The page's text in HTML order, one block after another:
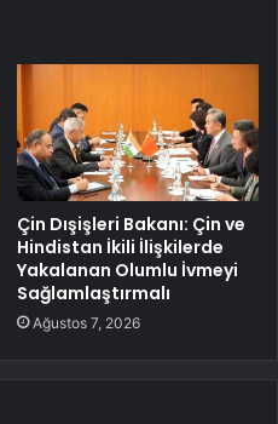
Çin Dışişleri Bakanı: Çin ve
Hindistan İkili İlişkilerde
Yakalanan Olumlu İvmeyi
Sağlamlaştırmalı
Ağustos 7, 2026